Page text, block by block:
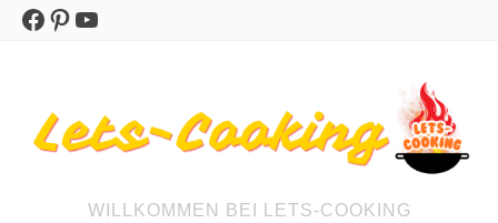
Facebook
Pinterest
YouTube
WILLKOMMEN BEI LETS-COOKING